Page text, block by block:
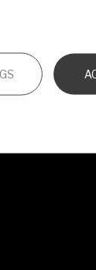
vídeo de
en este